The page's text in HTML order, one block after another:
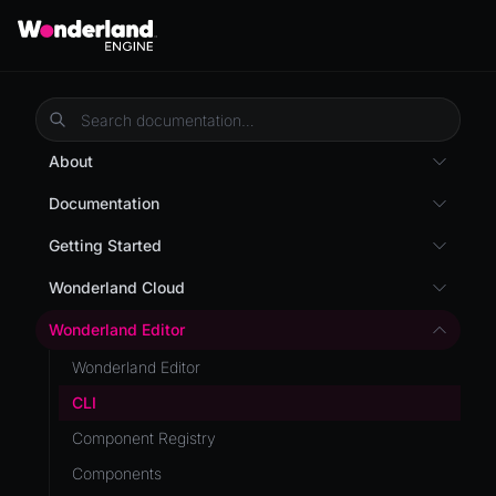
About
Overview
WebXR Development
Features
Editor
Optimizations
Roadmap
Documentation
Custom Shaders
Getting Started
Getting Started
Wonderland Cloud
Introduction
Servers
Pages
Cloud APIs
Subscriptions
Wonderland Editor
Wonderland Editor
CLI
Component Registry
Components